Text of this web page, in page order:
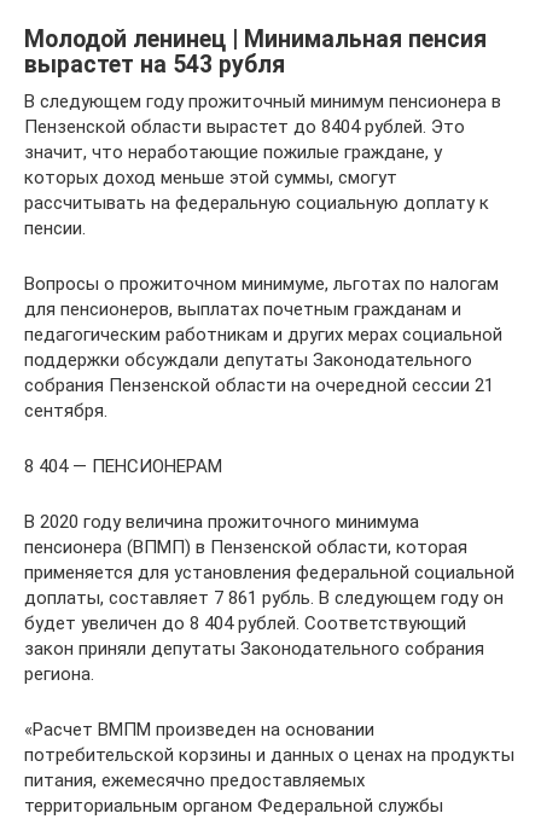
Молодой ленинец | Минимальная пенсия
вырастет на 543 рубля
В следующем году прожиточный минимум пенсионера в
Пензенской области вырастет до 8404 рублей. Это
значит, что неработающие пожилые граждане, у
которых доход меньше этой суммы, смогут
рассчитывать на федеральную социальную доплату к
пенсии.
Вопросы о прожиточном минимуме, льготах по налогам
для пенсионеров, выплатах почетным гражданам и
педагогическим работникам и других мерах социальной
поддержки обсуждали депутаты Законодательного
собрания Пензенской области на очередной сессии 21
сентября.
8 404 — ПЕНСИОНЕРАМ
В 2020 году величина прожиточного минимума
пенсионера (ВПМП) в Пензенской области, которая
применяется для установления федеральной социальной
доплаты, составляет 7 861 рубль. В следующем году он
будет увеличен до 8 404 рублей. Соответствующий
закон приняли депутаты Законодательного собрания
региона.
«Расчет ВМПМ произведен на основании
потребительской корзины и данных о ценах на продукты
питания, ежемесячно предоставляемых
территориальным органом Федеральной службы